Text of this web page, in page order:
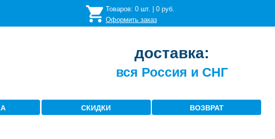
Товаров: 0шт. | 0руб.
Оформить заказ
доставка:
вся Россия и СНГ
СКИДКИ ВОЗВРАТ